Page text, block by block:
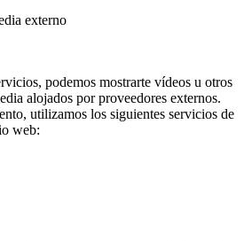
externo
podemos mostrarte vídeos u otros
alojados por proveedores externos.
utilizamos los siguientes servicios de
web: